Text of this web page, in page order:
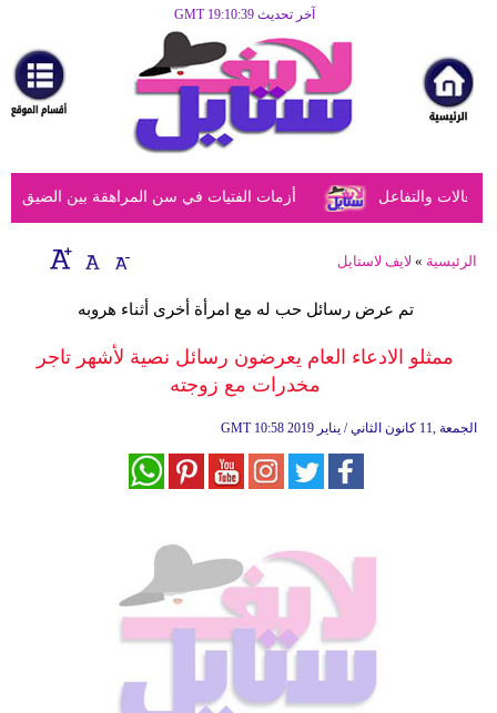
آخر تحديث GMT 19:10:39
مرأة
أزياء
أزياء
إسلامية
أزمات الفتيات في سن المراهقة بين الضيق والتفاعل
الرئيسية » لايف لاستايل
تم عرض رسائل حب له مع امرأة أخرى أثناء هروبه
ممثلو الادعاء العام يعرضون رسائل نصية لأشهر تاجر
مخدرات مع زوجته
GMT 10:58 2019 الجمعة ,11 كانون الثاني / يناير